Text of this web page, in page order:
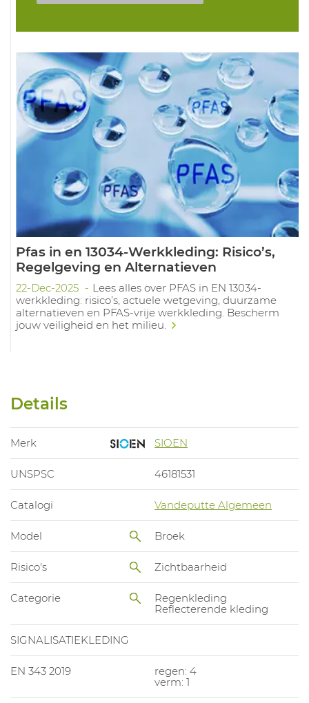
Pfas in en 13034-Werkkleding: Risico’s,
Regelgeving en Alternatieven
22-Dec-2025
Lees alles over PFAS in EN 13034-
werkkleding: risico’s, actuele wetgeving, duurzame
alternatieven en PFAS-vrije werkkleding. Bescherm
jouw veiligheid en het milieu.
Details
Merk SIOEN
UNSPSC 46181531
Catalogi Vandeputte Algemeen
Model Broek
Risico's Zichtbaarheid
Categorie
Regenkleding
Reflecterende kleding
SIGNALISATIEKLEDING
EN 343 2019
regen: 4
verm: 1